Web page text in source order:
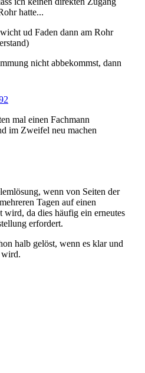
hatte...
ud Faden dann am Rohr
nicht abbekommst, dann
mal einen Fachmann
im Zweifel neu machen
wenn von Seiten der
Tagen auf einen
wird, da dies häufig ein erneutes
erfordert.
halb gelöst, wenn es klar und
wird.